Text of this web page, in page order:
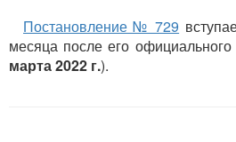
Постановление № 729
месяца после его
марта 2022 г.).